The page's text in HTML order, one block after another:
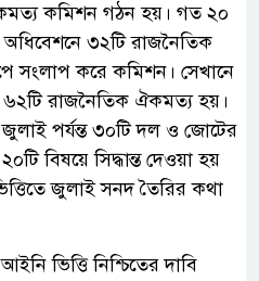
কমিশন গঠন হয়। গত ২০
অধিবেশনে ৩২টি রাজনৈতিক
সংলাপ করে কমিশন। সেখানে
৬২টি রাজনৈতিক ঐকমত্য হয়।
পর্যন্ত ৩০টি দল ও জোটের
বিষয়ে সিদ্ধান্ত দেওয়া হয়
জুলাই সনদ তৈরির কথা
ভিত্তি নিশ্চিতের দাবি